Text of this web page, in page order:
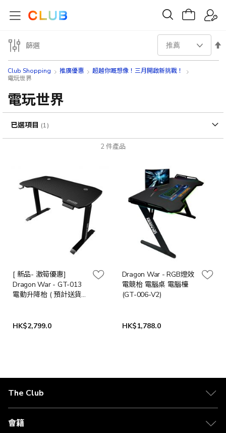
Club Shopping 推廣優惠
超越你嘅想像！三月開啟新挑戰！
電玩世界
電玩世界
2件產品
設
方
[ 新品- 激筍優惠]
Dragon War - GT-013
電動升降枱 ( 預計送貨
HK$2,799.0
Dragon War - RGB燈效
電競枱 電腦桌 電腦檯
(GT-006-V2)
HK$1,788.0
篩選
已選項目
The Club
關於 The Club
合作夥伴
會籍